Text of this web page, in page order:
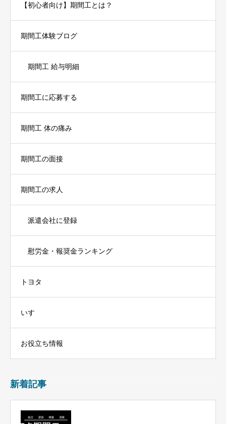
【初心者向け】期間工とは？
期間工体験ブログ
期間工 給与明細
期間工に応募する
期間工 体の痛み
期間工の面接
期間工の求人
派遣会社に登録
慰労金・報奨金ランキング
トヨタ
いすゞ
お役立ち情報
新着記事